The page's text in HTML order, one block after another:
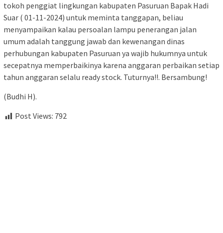
tokoh penggiat lingkungan kabupaten Pasuruan Bapak Hadi
Suar ( 01-11-2024) untuk meminta tanggapan, beliau
menyampaikan kalau persoalan lampu penerangan jalan
umum adalah tanggung jawab dan kewenangan dinas
perhubungan kabupaten Pasuruan ya wajib hukumnya untuk
secepatnya memperbaikinya karena anggaran perbaikan setiap
tahun anggaran selalu ready stock. Tuturnya!!. Bersambung!
(Budhi H).
Post Views: 792